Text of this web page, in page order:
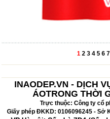
1 2 3 4 5 6 7
INAODEP.VN - DỊCH
ÁOTRONG THỜI
Trực thuộc: Công ty cổ
Giấy phép ĐKKD: 0106096245 - Sở